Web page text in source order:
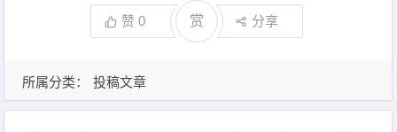
赞0 赏 分享
所属分类： 投稿文章